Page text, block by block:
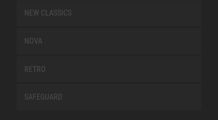
NEW CLASSICS
NOVA
RETRO
SAFEGUARD